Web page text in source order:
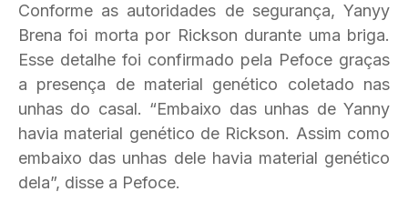
Conforme as autoridades de segurança, Yanyy
Brena foi morta por Rickson durante uma briga.
Esse detalhe foi confirmado pela Pefoce graças
a presença de material genético coletado nas
unhas do casal. “Embaixo das unhas de Yanny
havia material genético de Rickson. Assim como
embaixo das unhas dele havia material genético
dela”, disse a Pefoce.